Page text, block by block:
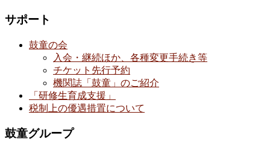
サポート
鼓童の会
入会・継続ほか、各種変更手続き等
チケット先行予約
機関誌「鼓童」のご紹介
「研修生育成支援」
税制上の優遇措置について
鼓童グループ